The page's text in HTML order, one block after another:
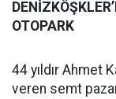
OTOPARK
44 yıldır Ahmet
veren semt